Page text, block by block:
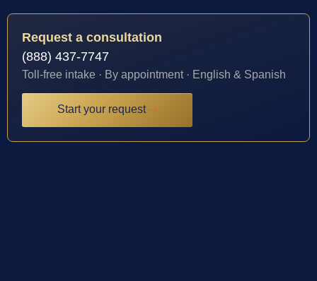
Request a consultation
(888) 437-7747
Toll-free intake · By appointment · English & Spanish
Start your request